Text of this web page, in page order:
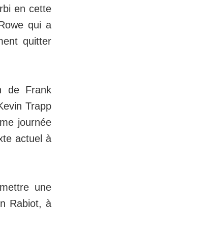
en cette
qui a
quitter
de Frank
Trapp
journée
actuel à
une
Rabiot, à